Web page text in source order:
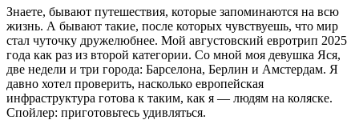
Знаете, бывают путешествия, которые запоминаются на всю
жизнь. А бывают такие, после которых чувствуешь, что мир
стал чуточку дружелюбнее. Мой августовский евротрип 2025
года как раз из второй категории. Со мной моя девушка Яся,
две недели и три города: Барселона, Берлин и Амстердам. Я
давно хотел проверить, насколько европейская
инфраструктура готова к таким, как я — людям на коляске.
Спойлер: приготовьтесь удивляться.